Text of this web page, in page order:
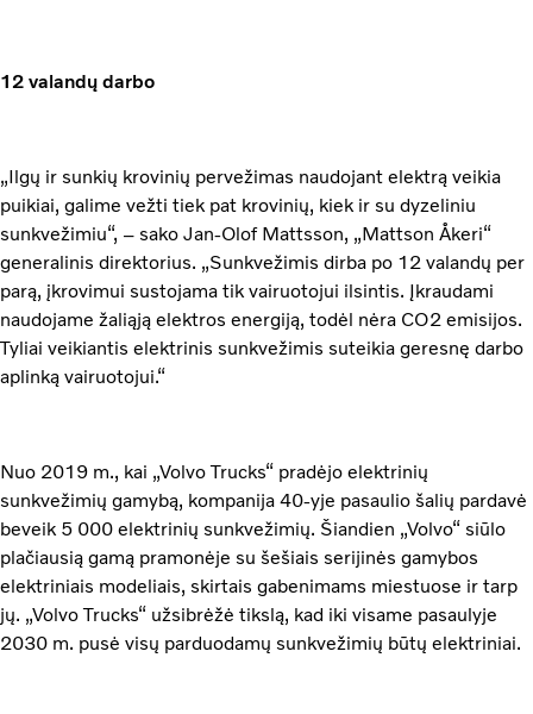
12 valandų darbo
„Ilgų ir sunkių krovinių pervežimas naudojant elektrą veikia
puikiai, galime vežti tiek pat krovinių, kiek ir su dyzeliniu
sunkvežimiu“, – sako Jan-Olof Mattsson, „Mattson Åkeri“
generalinis direktorius. „Sunkvežimis dirba po 12 valandų per
parą, įkrovimui sustojama tik vairuotojui ilsintis. Įkraudami
naudojame žaliąją elektros energiją, todėl nėra CO2 emisijos.
Tyliai veikiantis elektrinis sunkvežimis suteikia geresnę darbo
aplinką vairuotojui.“
Nuo 2019 m., kai „Volvo Trucks“ pradėjo elektrinių
sunkvežimių gamybą, kompanija 40-yje pasaulio šalių pardavė
beveik 5 000 elektrinių sunkvežimių. Šiandien „Volvo“ siūlo
plačiausią gamą pramonėje su šešiais serijinės gamybos
elektriniais modeliais, skirtais gabenimams miestuose ir tarp
jų. „Volvo Trucks“ užsibrėžė tikslą, kad iki visame pasaulyje
2030 m. pusė visų parduodamų sunkvežimių būtų elektriniai.